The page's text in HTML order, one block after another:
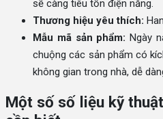
sẽ càng tiêu tốn điện năng.
Thương hiệu yêu thích:
Mẫu mã sản phẩm: Ngày
chuộng các sản phẩm có
không gian trong nhà, dễ
Một số số liệu kỹ